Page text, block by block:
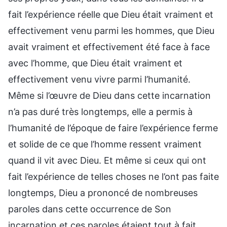
fait l’expérience réelle que Dieu était vraiment et
effectivement venu parmi les hommes, que Dieu
avait vraiment et effectivement été face à face
avec l’homme, que Dieu était vraiment et
effectivement venu vivre parmi l’humanité.
Même si l’œuvre de Dieu dans cette incarnation
n’a pas duré très longtemps, elle a permis à
l’humanité de l’époque de faire l’expérience ferme
et solide de ce que l’homme ressent vraiment
quand il vit avec Dieu. Et même si ceux qui ont
fait l’expérience de telles choses ne l’ont pas faite
longtemps, Dieu a prononcé de nombreuses
paroles dans cette occurrence de Son